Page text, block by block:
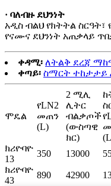
· ባለብዙ ደህንነት
አዲስ ብልህ የክትትል
የናሙና ደህንነት አጠቃላይ
ቀዳሚ፡ ለትልቅ ደረጃ
ቀጣይ፡ ስማርት ተከታታይ
ሞዴል
የLN2
መጠን
(L)
2 ሚሊ
ሊትር
ብልቃጦች
(ውስጣዊ
ክር)
ክሪዮባዮ
13
350 13000
ክሪዮባዮ
43
890 42900